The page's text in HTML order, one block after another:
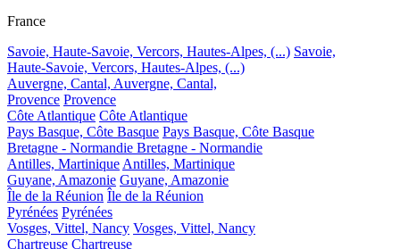
France
Savoie, Haute-Savoie, Vercors, Hautes-Alpes, (...) Savoie,
Haute-Savoie, Vercors, Hautes-Alpes, (...)
Auvergne, Cantal, Auvergne, Cantal,
Provence Provence
Côte Atlantique Côte Atlantique
Pays Basque, Côte Basque Pays Basque, Côte Basque
Bretagne - Normandie Bretagne - Normandie
Antilles, MartiniqueAntilles, Martinique
Guyane, Amazonie Guyane, Amazonie
Île de la Réunion Île de la Réunion
Pyrénées Pyrénées
Vosges, Vittel, Nancy Vosges, Vittel, Nancy
Chartreuse Chartreuse